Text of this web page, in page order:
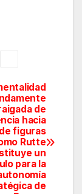
de
hacia
de figuras
Rutte
un
para la
de